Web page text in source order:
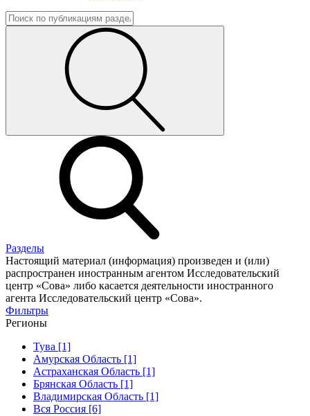
Разделы
Настоящий материал (информация) произведен и (или)
распространен иностранным агентом Исследовательский
центр «Сова» либо касается деятельности иностранного
агента Исследовательский центр «Сова».
Фильтры
Регионы
Тува [1]
Амурская Область [1]
Астраханская Область [1]
Брянская Область [1]
Владимирская Область [1]
Вся Россия [6]